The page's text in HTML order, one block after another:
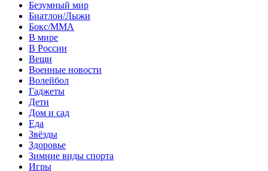
Безумный мир
Биатлон/Лыжи
Бокс/MMA
В мире
В России
Вещи
Военные новости
Волейбол
Гаджеты
Дети
Дом и сад
Еда
Звёзды
Здоровье
Зимние виды спорта
Игры